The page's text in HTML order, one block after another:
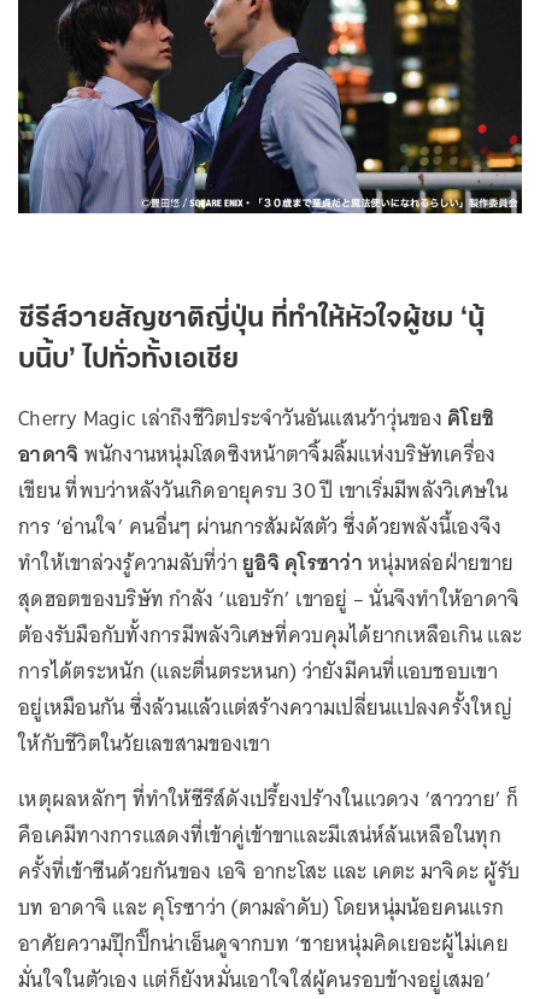
ซีรีส์วายสัญชาติญี่ปุ่น ที่ทำให้หัวใจผู้ชม ‘นุ้
บนิ้บ’ ไปทั่วทั้งเอเชีย
Cherry Magic เล่าถึงชีวิตประจำวันอันแสนว้าวุ่นของ คิโยชิ
อาดาจิ พนักงานหนุ่มโสดซิงหน้าตาจิ้มลิ้มแห่งบริษัทเครื่อง
เขียน ที่พบว่าหลังวันเกิดอายุครบ 30 ปี เขาเริ่มมีพลังวิเศษใน
การ ‘อ่านใจ’ คนอื่นๆ ผ่านการสัมผัสตัว ซึ่งด้วยพลังนี้เองจึง
ทำให้เขาล่วงรู้ความลับที่ว่ายูอิจิ คุโรซาว่าหนุ่มหล่อฝ่ายขาย
สุดฮอตของบริษัท กำลัง ‘แอบรัก’ เขาอยู่ – นั่นจึงทำให้อาดาจิ
ต้องรับมือกับทั้งการมีพลังวิเศษที่ควบคุมได้ยากเหลือเกิน และ
การได้ตระหนัก (และตื่นตระหนก) ว่ายังมีคนที่แอบชอบเขา
อยู่เหมือนกัน ซึ่งล้วนแล้วแต่สร้างความเปลี่ยนแปลงครั้งใหญ่
ให้กับชีวิตในวัยเลขสามของเขา
เหตุผลหลักๆ ที่ทำให้ซีรีส์ดังเปรี้ยงปร้างในแวดวง ‘สาววาย’ ก็
คือเคมีทางการแสดงที่เข้าคู่เข้าขาและมีเสน่ห์ล้นเหลือในทุก
ครั้งที่เข้าซีนด้วยกันของ เอจิ อากะโสะ และ เคตะ มาจิดะ ผู้รับ
บท อาดาจิ และ คุโรซาว่า (ตามลำดับ) โดยหนุ่มน้อยคนแรก
อาศัยความปุ๊กปิ๊กน่าเอ็นดูจากบท ‘ชายหนุ่มคิดเยอะผู้ไม่เคย
มั่นใจในตัวเอง แต่ก็ยังหมั่นเอาใจใส่ผู้คนรอบข้างอยู่เสมอ’